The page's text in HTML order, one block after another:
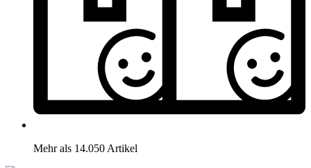
Mehr als 14.050 Artikel